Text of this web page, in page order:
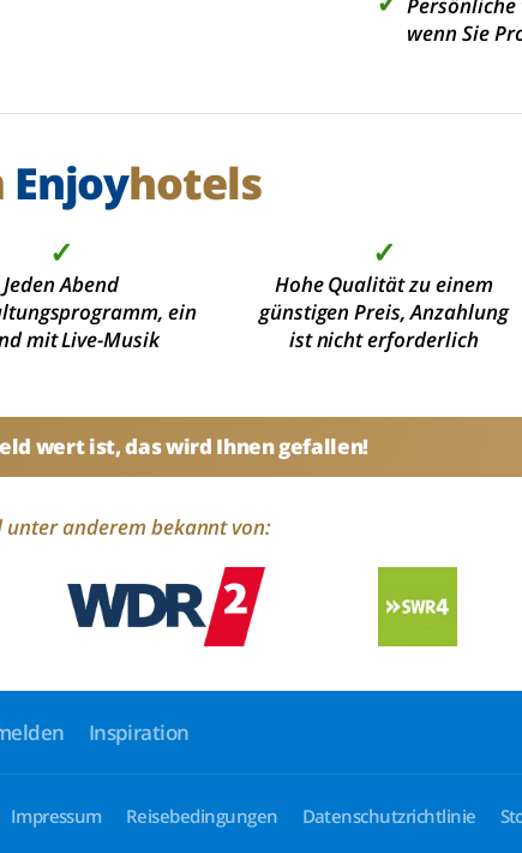
wenn Sie
Enjoyhotels
✓
Jeden Abend
ein
mit Live-Musik
✓
Hohe Qualität zu einem
günstigen Preis, Anzahlung
ist nicht erforderlich
wert ist, das wird Ihnen gefallen!
unter anderem bekannt von:
Inspiration
Impressum Reisebedingungen Datenschutzrichtlinie